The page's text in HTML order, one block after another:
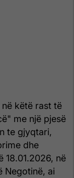
këtë rast të
me një pjesë
te gjyqtari,
dhe
18.01.2026, në
Negotinë, ai